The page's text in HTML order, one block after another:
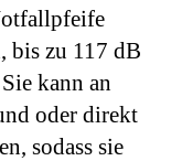
bis zu 117 dB
kann an
oder direkt
sodass sie